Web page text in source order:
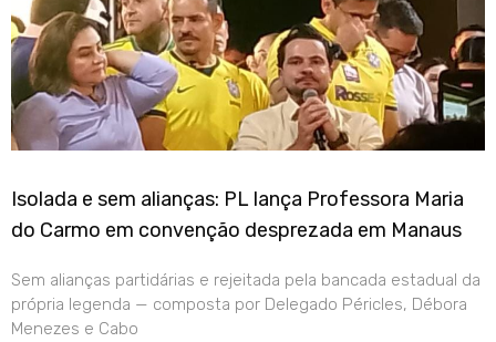
Isolada e sem alianças: PL lança Professora Maria
do Carmo em convenção desprezada em Manaus
Sem alianças partidárias e rejeitada pela bancada estadual da
própria legenda — composta por Delegado Péricles, Débora
Menezes e Cabo